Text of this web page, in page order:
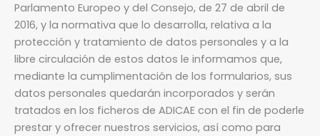
Parlamento Europeo y del Consejo, de 27 de abril de
2016, y la normativa que lo desarrolla, relativa a la
protección y tratamiento de datos personales y a la
libre circulación de estos datos le informamos que,
mediante la cumplimentación de los formularios, sus
datos personales quedarán incorporados y serán
tratados en los ficheros de ADICAE con el fin de poderle
prestar y ofrecer nuestros servicios, así como para